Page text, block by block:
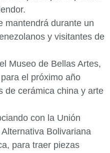
mantendrá durante un
y visitantes de
Museo de Bellas Artes,
el próximo año
de cerámica china y arte
con la Unión
Bolivariana
para traer piezas